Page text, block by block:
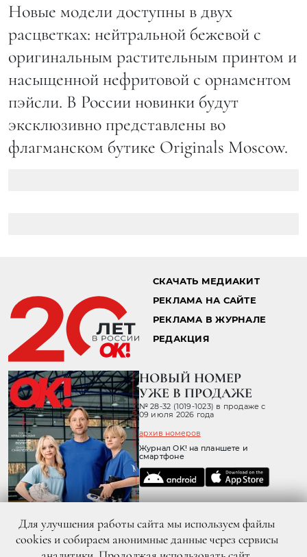
Новые модели доступны в двух
расцветках: нейтральной бежевой с
оригинальным растительным принтом и
насыщенной нефритовой с орнаментом
пэйсли. В России новинки будут
эксклюзивно представлены во
флагманском бутике Originals Moscow.
Мария Милерюс
09.12.2016 15:12
5 САМЫХ ИНТЕРЕСНЫХ CASUAL-
ЛУКОВ НЕДЕЛИ (ФОТО)
На этой неделе знаменитости в который раз
пытались доказать нам, что не ищут легких
путей, а поэтому черное сочетали с очень
черным, скучное с невеселым, Рождество с
сандалиями, и даже «леопард» не смог их
напугать
Для улучшения работы сайта мы используем файлы
cookies и собираем анонимные данные через сервисы